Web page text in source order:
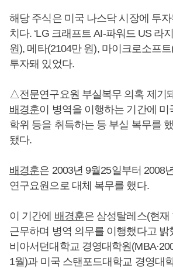
해당 주식은 미국 나스닥 시장에 투자
치다. ‘LG 크래프트 AI-파워드 US 라
원), 메타(2104만 원), 마이크로소프
투자돼 있었다.
△전문연구요원 부실복무 의혹 제기
배경훈이 병역을 이행하는 기간에 미
학위 등을 취득하는 등 부실 복무를
됐다.
배경훈은 2003년 9월25일부터 2008
연구요원으로 대체 복무를 했다.
이 기간에 배경훈은 삼성탈레스(현재
근무하며 병역 의무를 이행했다고 밝
비아서던대학교 경영대학원
1월)과 미국 스탠포드대학교 경영대